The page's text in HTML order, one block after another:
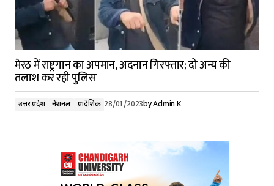
मेरठ में राष्ट्रगान का अपमान, अदनान गिरफ्तार; दो अन्य की
तलाश कर रही पुलिस
उत्तर प्रदेश नेशनल प्रादेशिक 28/01/2023byAdmin K